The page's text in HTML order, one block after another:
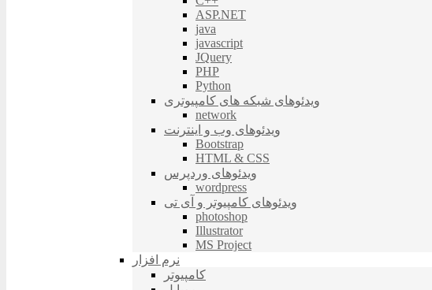
ASP.NET
java
javascript
JQuery
PHP
Python
ویدئوهای شبکه های کامپیوتری
network
ویدئوهای وب و اینترنت
Bootstrap
HTML & CSS
ویدئوهای وردپرس
wordpress
ویدئوهای کامپیوتر و آی تی
photoshop
Illustrator
MS Project
نرم افزار
کامپیوتر